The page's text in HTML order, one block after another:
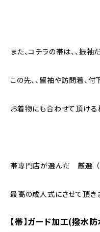
また、コチラの帯は、、振袖
この先、、留袖や訪問着、付
お着物にも合わせて頂ける
帯専門店が選んだ 厳選 （
最高の成人式にさせて頂きま
【帯】ガード加工(撥水